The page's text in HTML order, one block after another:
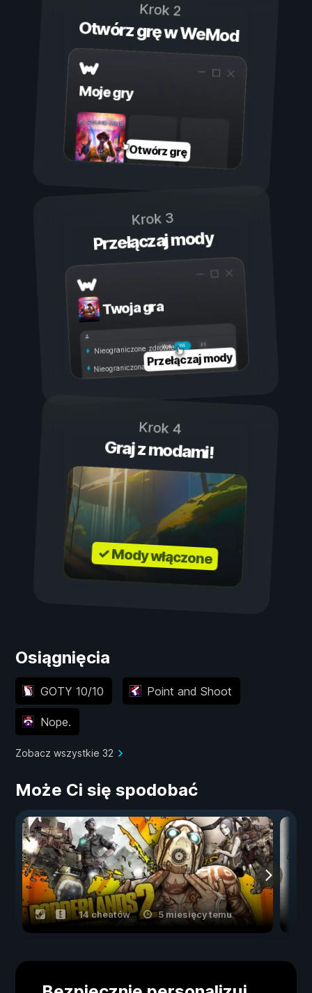
Krok 2
Otwórz grę w WeMod
Moje gry
Otwórz grę
Krok 3
Przełączaj mody
Twoja gra
Wł.
Wył.
Nieograniczone zdrowie
Nieograniczona wytrzymałość
Przełączaj mody
Krok 4
Graj z modami!
✓ Mody włączone
Osiągnięcia
GOTY 10/10 Point and Shoot
Nope.
Zobacz wszystkie 32
Może Ci się spodobać
14 cheatów 5 miesięcy temu